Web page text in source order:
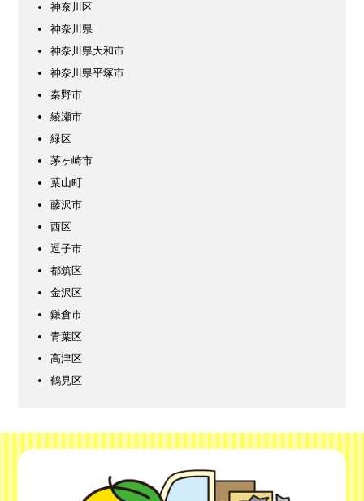
神奈川区
神奈川県
神奈川県大和市
神奈川県平塚市
秦野市
綾瀬市
緑区
茅ヶ崎市
葉山町
藤沢市
西区
逗子市
都筑区
金沢区
鎌倉市
青葉区
高津区
鶴見区